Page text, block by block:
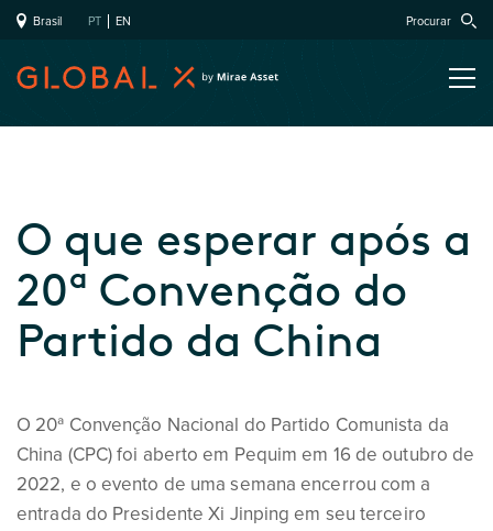
Brasil PT EN Procurar
O que esperar após a
20ª Convenção do
Partido da China
O 20ª Convenção Nacional do Partido Comunista da
China (CPC) foi aberto em Pequim em 16 de outubro de
2022, e o evento de uma semana encerrou com a
entrada do Presidente Xi Jinping em seu terceiro